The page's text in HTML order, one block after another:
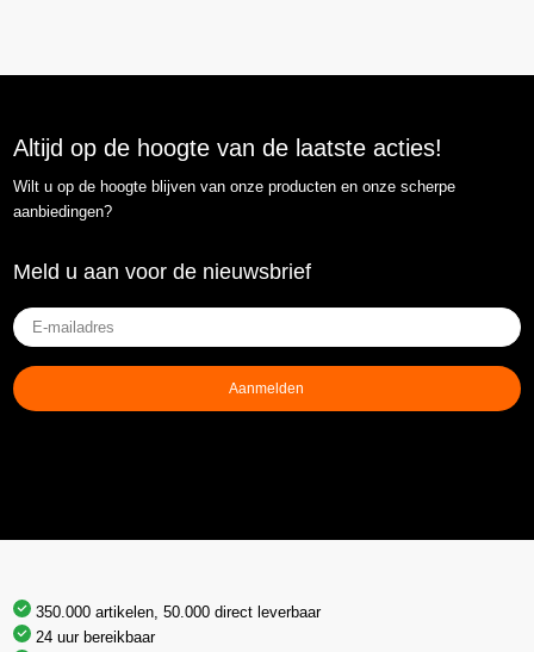
Altijd op de hoogte van de laatste acties!
Wilt u op de hoogte blijven van onze producten en onze scherpe
aanbiedingen?
Meld u aan voor de nieuwsbrief
E-
mailadres(Vereist)
Aanmelden
350.000 artikelen, 50.000 direct leverbaar
24 uur bereikbaar